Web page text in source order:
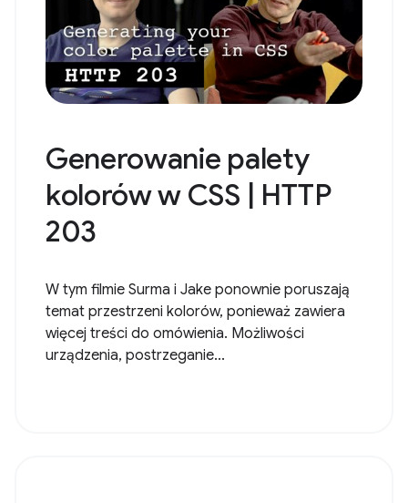
Generowanie palety
kolorów w CSS | HTTP
203
W tym filmie Surma i Jake ponownie poruszają
temat przestrzeni kolorów, ponieważ zawiera
więcej treści do omówienia. Możliwości
urządzenia, postrzeganie...